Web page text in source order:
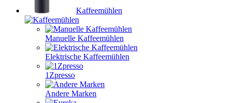
Kaffeemühlen
Manuelle Kaffeemühlen
Elektrische Kaffeemühlen
1Zpresso
Andere Marken